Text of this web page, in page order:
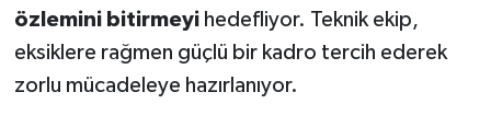
özlemini bitirmeyihedefliyor. Teknik ekip,
eksiklere rağmen güçlü bir kadro tercih ederek
zorlu mücadeleye hazırlanıyor.